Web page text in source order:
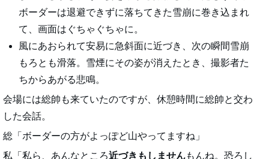
ボーダーは退避できずに落ちてきた雪崩に巻き込まれ
て、画面はぐちゃぐちゃに。
風にあおられて安易に急斜面に近づき、次の瞬間雪崩
もろとも滑落。雪煙にその姿が消えたとき、撮影者た
ちからあがる悲鳴。
会場には総帥も来ていたのですが、休憩時間に総帥と交わ
した会話。
総「ボーダーの方がよっぽど山やってますね」
私「私ら、あんなところ近づきもしませんもんね。恐ろし